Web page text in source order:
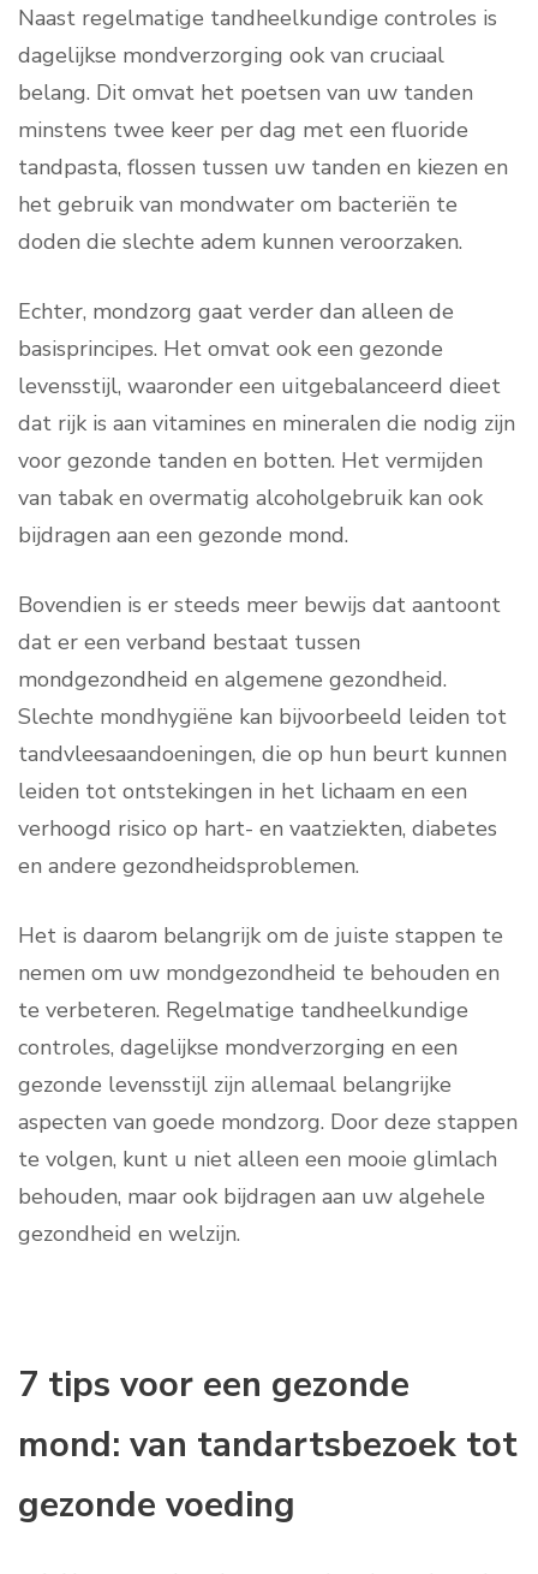
Naast regelmatige tandheelkundige controles is
dagelijkse mondverzorging ook van cruciaal
belang. Dit omvat het poetsen van uw tanden
minstens twee keer per dag met een fluoride
tandpasta, flossen tussen uw tanden en kiezen en
het gebruik van mondwater om bacteriën te
doden die slechte adem kunnen veroorzaken.
Echter, mondzorg gaat verder dan alleen de
basisprincipes. Het omvat ook een gezonde
levensstijl, waaronder een uitgebalanceerd dieet
dat rijk is aan vitamines en mineralen die nodig zijn
voor gezonde tanden en botten. Het vermijden
van tabak en overmatig alcoholgebruik kan ook
bijdragen aan een gezonde mond.
Bovendien is er steeds meer bewijs dat aantoont
dat er een verband bestaat tussen
mondgezondheid en algemene gezondheid.
Slechte mondhygiëne kan bijvoorbeeld leiden tot
tandvleesaandoeningen, die op hun beurt kunnen
leiden tot ontstekingen in het lichaam en een
verhoogd risico op hart- en vaatziekten, diabetes
en andere gezondheidsproblemen.
Het is daarom belangrijk om de juiste stappen te
nemen om uw mondgezondheid te behouden en
te verbeteren. Regelmatige tandheelkundige
controles, dagelijkse mondverzorging en een
gezonde levensstijl zijn allemaal belangrijke
aspecten van goede mondzorg. Door deze stappen
te volgen, kunt u niet alleen een mooie glimlach
behouden, maar ook bijdragen aan uw algehele
gezondheid en welzijn.
7 tips voor een gezonde
mond: van tandartsbezoek tot
gezonde voeding